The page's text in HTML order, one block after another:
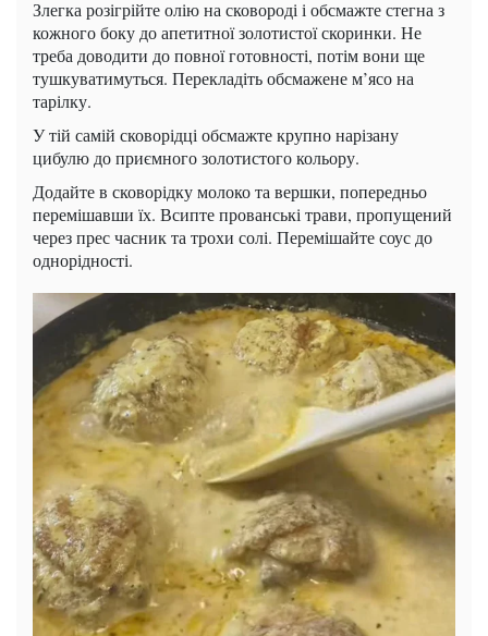
Злегка розігрійте олію на сковороді і обсмажте стегна з
кожного боку до апетитної золотистої скоринки. Не
треба доводити до повної готовності, потім вони ще
тушкуватимуться. Перекладіть обсмажене м’ясо на
тарілку.
У тій самій сковорідці обсмажте крупно нарізану
цибулю до приємного золотистого кольору.
Додайте в сковорідку молоко та вершки, попередньо
перемішавши їх. Всипте прованські трави, пропущений
через прес часник та трохи солі. Перемішайте соус до
однорідності.